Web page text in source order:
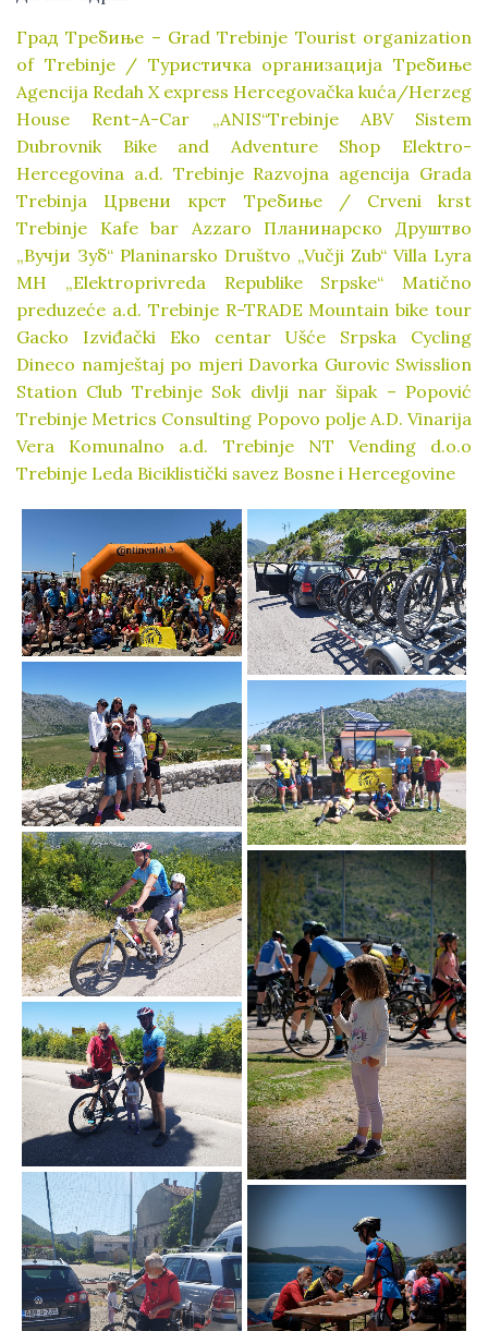
Град Требиње – Grad Trebinje Tourist organization
of Trebinje / Туристичка организација Требиње
Agencija Redah X express Hercegovačka kuća/Herzeg
House
Rent-A-Car „ANIS“Trebinje
ABV Sistem
Dubrovnik Bike and Adventure Shop
Elektro-
Hercegovina a.d. Trebinje Razvojna agencija Grada
Trebinja
Црвени крст Требиње / Crveni krst
Trebinje
Kafe bar Azzaro
Планинарско Друштво
„Вучји Зуб“ Planinarsko Društvo „Vučji Zub“ Villa Lyra
MH „Elektroprivreda Republike Srpske“ Matično
preduzeće a.d. Trebinje R-TRADE Mountain bike tour
Gacko
Izviđački Eko centar Ušće
Srpska Cycling
Dineco namještaj po mjeri Davorka Gurovic Swisslion
Station Club Trebinje Sok divlji nar šipak – Popović
Trebinje Metrics Consulting Popovo polje A.D. Vinarija
Vera
Komunalno a.d. Trebinje
NT Vending d.o.o
Trebinje Leda Biciklistički savez Bosne i Hercegovine